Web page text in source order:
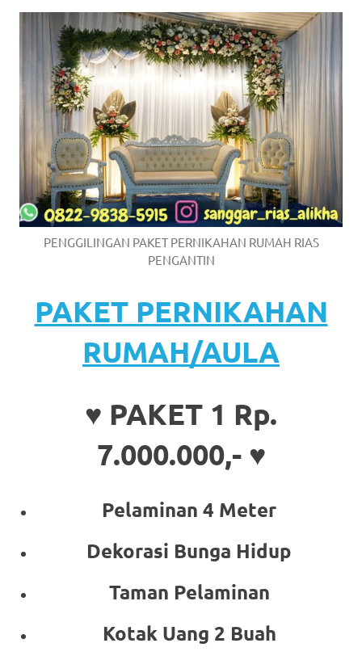
PENGGILINGAN PAKET PERNIKAHAN RUMAH RIAS
PENGANTIN
PAKET PERNIKAHAN
RUMAH/AULA
♥ PAKET 1 Rp.
7.000.000,- ♥
Pelaminan 4 Meter
Dekorasi Bunga Hidup
Taman Pelaminan
Kotak Uang 2 Buah